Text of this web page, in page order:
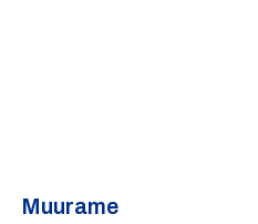
Muurame